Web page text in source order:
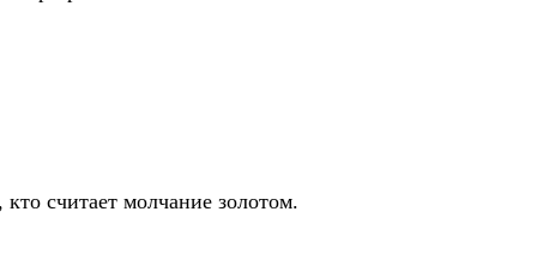
считает молчание золотом.